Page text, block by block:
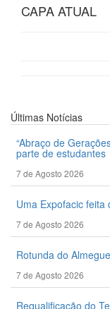
CAPA ATUAL
Últimas Notícias
“Abraço de
parte de estudantes
7 de Agosto 2026
Uma Expofacic feita
7 de Agosto 2026
Rotunda do
7 de Agosto 2026
Requalificação do